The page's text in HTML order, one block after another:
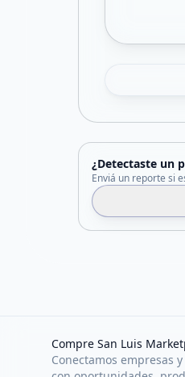
¿Detectaste un
Enviá un reporte si
Compre San Luis
Conectamos empresas